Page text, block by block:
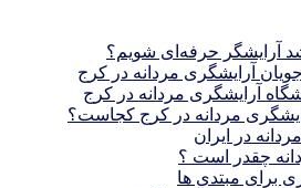
آرایشگر حرفه‌ای شویم؟
آرایشگری مردانه در کرج
مردانه در کرج کجاست؟
در ايران
چقدر است ؟
برای مبتدی ها